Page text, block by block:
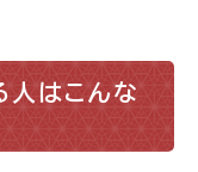
転職・退職
人はこんな